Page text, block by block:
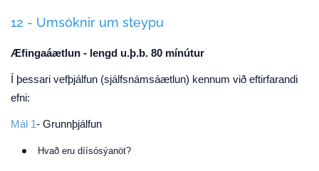
12 - Umsóknir um steypu
Æfingaáætlun - lengd u.þ.b. 80 mínútur
Í þessari vefþjálfun (sjálfsnámsáætlun) kennum við eftirfarandi
efni:
Mál 1 - Grunnþjálfun
Hvað eru díísósýanöt?